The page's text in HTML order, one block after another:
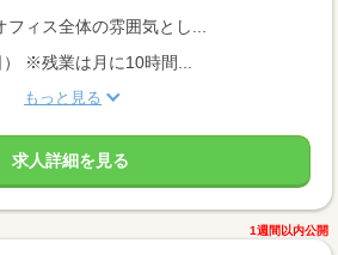
ィス全体の雰囲気とし...
※残業は月に10時間...
もっと見る
求人詳細を見る
1週間以内公開